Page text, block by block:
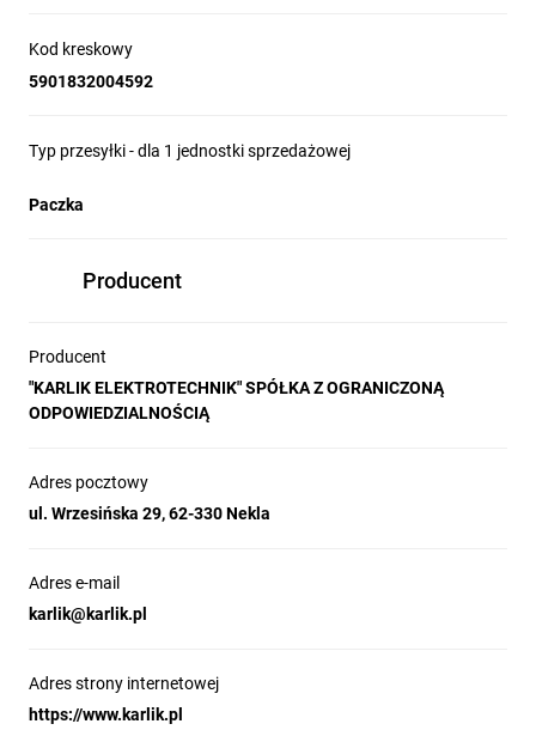
Kod kreskowy
5901832004592
Typ przesyłki - dla 1 jednostki sprzedażowej
Paczka
Producent
Producent
"KARLIK ELEKTROTECHNIK" SPÓŁKA Z OGRANICZONĄ
ODPOWIEDZIALNOŚCIĄ
Adres pocztowy
ul. Wrzesińska 29, 62-330 Nekla
Adres e-mail
karlik@karlik.pl
Adres strony internetowej
https://www.karlik.pl